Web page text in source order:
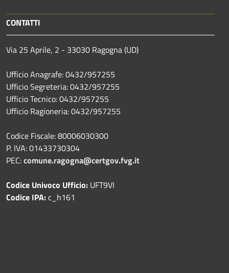
CONTATTI
Via 25 Aprile, 2 - 33030 Ragogna (UD)
Ufficio Anagrafe: 0432/957255
Ufficio Segreteria: 0432/957255
Ufficio Tecnico: 0432/957255
Ufficio Ragioneria: 0432/957255
Codice Fiscale: 80006030300
P. IVA: 01433730304
PEC:comune.ragogna@certgov.fvg.it
Codice Univoco Ufficio: UFT9VI
Codice IPA:c_h161